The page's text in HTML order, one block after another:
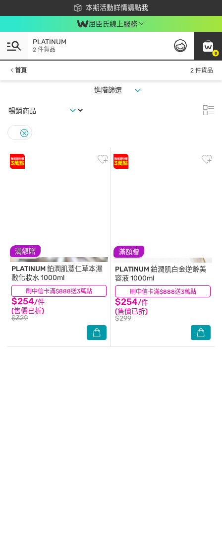
本期活動詳情請點我
下載app最高回饋$350
屈臣氏線上服務
0
PLATINUM
2 件貨品
首頁 2 件貨品
進階篩選
滿額贈
刷中信卡滿$888送3萬點
PLATINUM鉑潤肌薏仁草本濕
敷化妝水 1000ml
$254/件
(售價已折)
$329
(25)
滿額贈
刷中信卡滿$888送3萬點
PLATINUM鉑潤肌白金逆齡美
容液 1000ml
$254/件
(售價已折)
$299
(8)